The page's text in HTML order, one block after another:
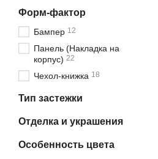
Форм-фактор
Бампер 12
Панель (Накладка на
корпус) 22
Чехол-книжка 18
Тип застежки
Отделка и украшения
Особенность цвета